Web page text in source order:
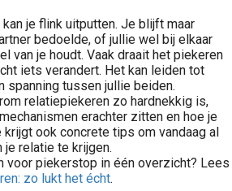
je flink uitputten. Je blijft maar
bedoelde, of jullie wel bij elkaar
van je houdt. Vaak draait het piekeren
iets verandert. Het kan leiden tot
spanning tussen jullie beiden.
relatiepiekeren zo hardnekkig is,
erachter zitten en hoe je
ook concrete tips om vandaag al
je relatie te krijgen.
voor piekerstop in één overzicht? Lees
zo lukt het écht.